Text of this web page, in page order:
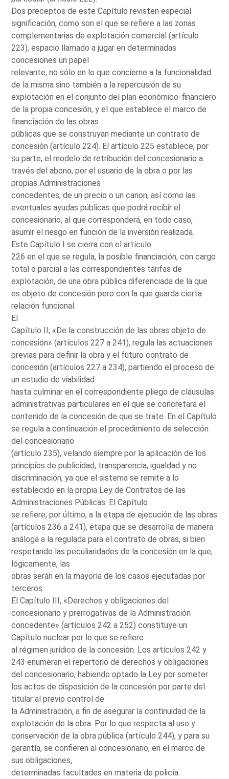
Dos preceptos de este Capítulo revisten especial
significación, como son el que se refiere a las zonas
complementarias de explotación comercial (artículo
223), espacio llamado a jugar en determinadas
concesiones un papel
relevante, no sólo en lo que concierne a la funcionalidad
de la misma sino también a la repercusión de su
explotación en el conjunto del plan económico-financiero
de la propia concesión, y el que establece el marco de
financiación de las obras
públicas que se construyan mediante un contrato de
concesión (artículo 224). El artículo 225 establece, por
su parte, el modelo de retribución del concesionario a
través del abono, por el usuario de la obra o por las
propias Administraciones
concedentes, de un precio o un canon, así como las
eventuales ayudas públicas que podrá recibir el
concesionario, al que corresponderá, en todo caso,
asumir el riesgo en función de la inversión realizada.
Este Capítulo I se cierra con el artículo
226 en el que se regula, la posible financiación, con cargo
total o parcial a las correspondientes tarifas de
explotación, de una obra pública diferenciada de la que
es objeto de concesión pero con la que guarda cierta
relación funcional.
El
Capítulo II, «De la construcción de las obras objeto de
concesión» (artículos 227 a 241), regula las actuaciones
previas para definir la obra y el futuro contrato de
concesión (artículos 227 a 234), partiendo el proceso de
un estudio de viabilidad
hasta culminar en el correspondiente pliego de cláusulas
administrativas particulares en el que se concretará el
contenido de la concesión de que se trate. En el Capítulo
se regula a continuación el procedimiento de selección
del concesionario
(artículo 235), velando siempre por la aplicación de los
principios de publicidad, transparencia, igualdad y no
discriminación, ya que el sistema se remite a lo
establecido en la propia Ley de Contratos de las
Administraciones Públicas. El Capítulo
se refiere, por último, a la etapa de ejecución de las obras
(artículos 236 a 241), etapa que se desarrolla de manera
análoga a la regulada para el contrato de obras, si bien
respetando las peculiaridades de la concesión en la que,
lógicamente, las
obras serán en la mayoría de los casos ejecutadas por
terceros.
El Capítulo III, «Derechos y obligaciones del
concesionario y prerrogativas de la Administración
concedente» (artículos 242 a 252) constituye un
Capítulo nuclear por lo que se refiere
al régimen jurídico de la concesión. Los artículos 242 y
243 enumeran el repertorio de derechos y obligaciones
del concesionario, habiendo optado la Ley por someter
los actos de disposición de la concesión por parte del
titular al previo control de
la Administración, a fin de asegurar la continuidad de la
explotación de la obra. Por lo que respecta al uso y
conservación de la obra pública (artículo 244), y para su
garantía, se confieren al concesionario, en el marco de
sus obligaciones,
determinadas facultades en materia de policía.